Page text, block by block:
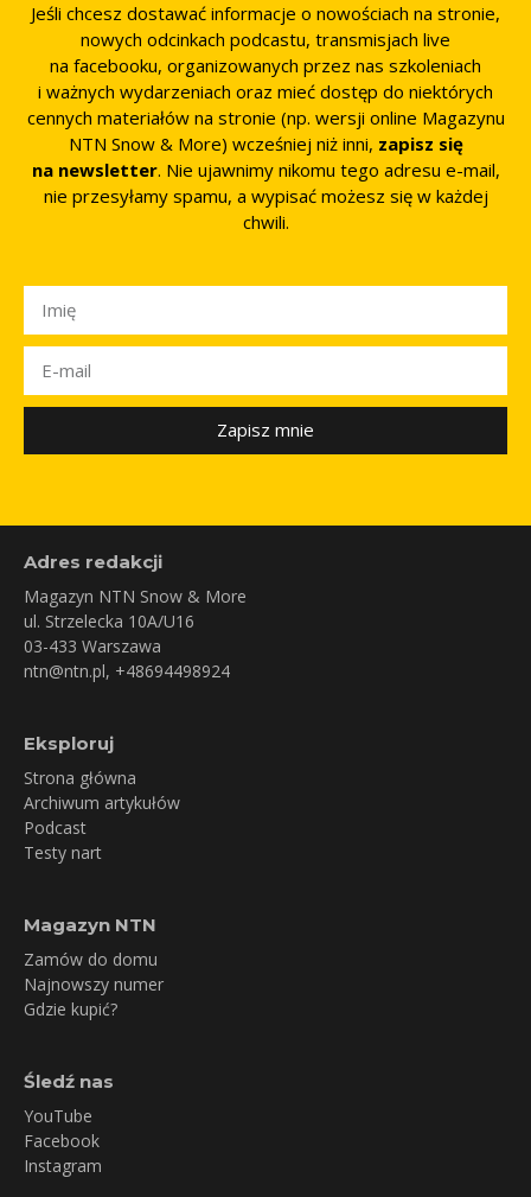
Jeśli chcesz dostawać informacje o nowościach na stronie,
nowych odcinkach podcastu, transmisjach live
na facebooku, organizowanych przez nas szkoleniach
i ważnych wydarzeniach oraz mieć dostęp do niektórych
cennych materiałów na stronie (np. wersji online Magazynu
NTN Snow & More) wcześniej niż inni, zapisz się
na newsletter. Nie ujawnimy nikomu tego adresu e-mail,
nie przesyłamy spamu, a wypisać możesz się w każdej
chwili.
Zapisz mnie
Adres redakcji
Magazyn NTN Snow & More
ul. Strzelecka 10A/U16
03-433 Warszawa
ntn@ntn.pl, +48694498924
Eksploruj
Strona główna
Archiwum artykułów
Podcast
Testy nart
Magazyn NTN
Zamów do domu
Najnowszy numer
Gdzie kupić?
Śledź nas
YouTube
Facebook
Instagram